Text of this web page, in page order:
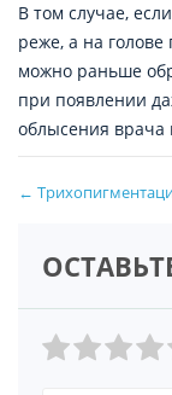
В том случае,
реже, а на
можно раньше
при появлении
облысения врача
←